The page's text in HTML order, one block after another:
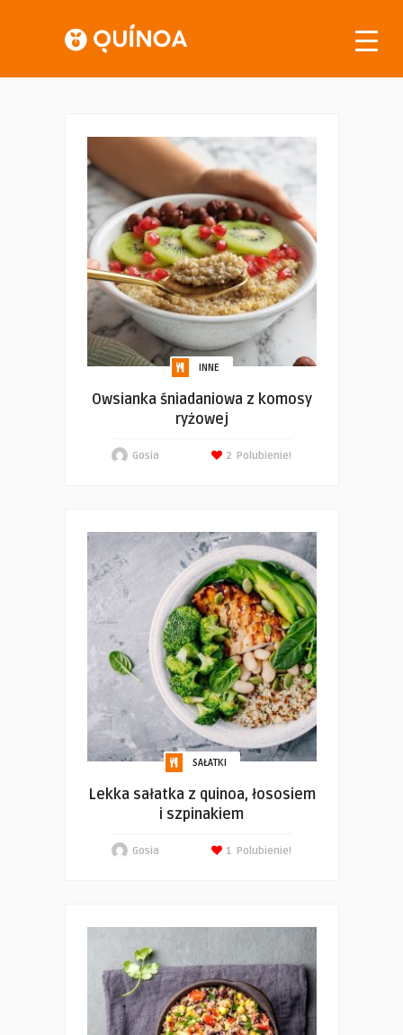
INNE
Owsianka śniadaniowa z komosy
ryżowej
Gosia Polubienie!
2
SAŁATKI
Lekka sałatka z quinoa, łososiem
i szpinakiem
Gosia Polubienie!
1